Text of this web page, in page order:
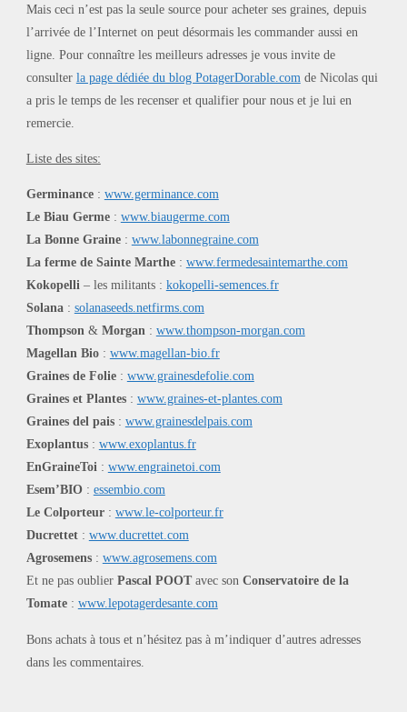
Mais ceci n’est pas la seule source pour acheter ses graines, depuis
l’arrivée de l’Internet on peut désormais les commander aussi en
ligne. Pour connaître les meilleurs adresses je vous invite de
consulter la page dédiée du blog PotagerDorable.com de Nicolas qui
a pris le temps de les recenser et qualifier pour nous et je lui en
remercie.
Liste des sites:
Germinance: www.germinance.com
Le Biau Germe: www.biaugerme.com
La Bonne Graine: www.labonnegraine.com
La ferme de Sainte Marthe: www.fermedesaintemarthe.com
Kokopelli– les militants : kokopelli-semences.fr
Solana: solanaseeds.netfirms.com
Thompson& Morgan: www.thompson-morgan.com
Magellan Bio: www.magellan-bio.fr
Graines de Folie: www.grainesdefolie.com
Graines et Plantes: www.graines-et-plantes.com
Graines del pais: www.grainesdelpais.com
Exoplantus: www.exoplantus.fr
EnGraineToi: www.engrainetoi.com
Esem’BIO: essembio.com
Le Colporteur: www.le-colporteur.fr
Ducrettet: www.ducrettet.com
Agrosemens: www.agrosemens.com
Et ne pas oublier Pascal POOTavec son Conservatoire de la
Tomate: www.lepotagerdesante.com
Bons achats à tous et n’hésitez pas à m’indiquer d’autres adresses
dans les commentaires.